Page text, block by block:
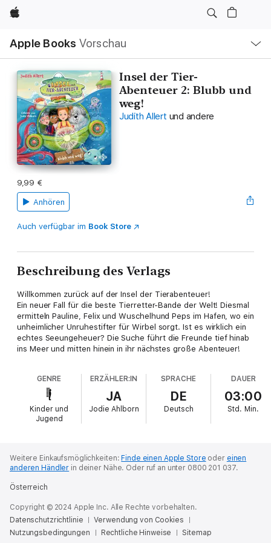
Apple
Apple Books Vorschau
Navigation
Menü
öffnen
Insel der Tier-
Abenteuer 2: Blubb und
weg!
Judith Allert und andere
9,99 €
Anhören
Auch verfügbar im Book Store
Beschreibung des Verlags
Willkommen zurück auf der Insel der Tierabenteuer!
Ein neuer Fall für die beste Tierretter-Bande der Welt! Diesmal
ermitteln Pauline, Felix und Wuschelhund Peps im Hafen, wo ein
unheimlicher Unruhestifter für Wirbel sorgt. Ist es wirklich ein
echtes Seeungeheuer? Die Suche führt die Freunde tief hinab
ins Meer und mitten hinein in ihr nächstes große Abenteuer!
GENRE
Kinder und
Jugend
ERZÄHLER:IN
JA
Jodie Ahlborn
SPRACHE
DE
Deutsch
DAUER
03:00
Std. Min.
Weitere Einkaufsmöglichkeiten:Finde einen Apple Store oder einen
anderen Händler in deiner Nähe. Oder ruf an unter 0800 201 037.
Österreich
Copyright © 2024 Apple Inc. Alle Rechte vorbehalten.
Datenschutzrichtlinie
Verwendung von Cookies
Nutzungsbedingungen
Rechtliche Hinweise Sitemap